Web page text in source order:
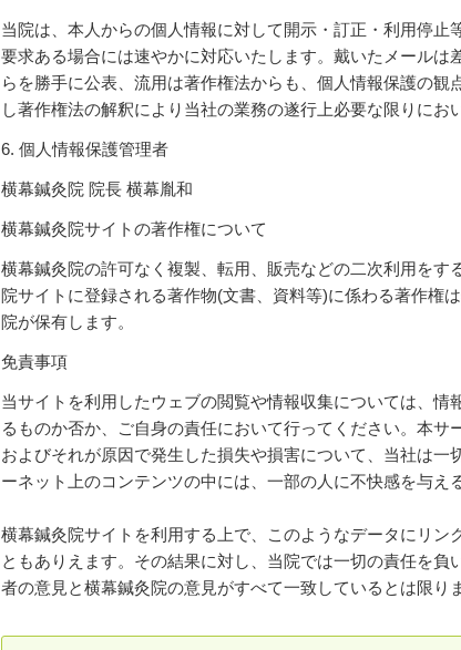
当院は、本人からの個人情報に対して開示・訂正・利用停止
要求ある場合には速やかに対応いたします。戴いたメールは
らを勝手に公表、流用は著作権法からも、個人情報保護の観
し著作権法の解釈により当社の業務の遂行上必要な限りにお
6. 個人情報保護管理者
横幕鍼灸院 院長 横幕胤和
横幕鍼灸院サイトの著作権について
横幕鍼灸院の許可なく複製、転用、販売などの二次利用をす
院サイトに登録される著作物(文書、資料等)に係わる著作権
院が保有します。
免責事項
当サイトを利用したウェブの閲覧や情報収集については、情
るものか否か、ご自身の責任において行ってください。本サ
およびそれが原因で発生した損失や損害について、当社は一
ーネット上のコンテンツの中には、一部の人に不快感を与え
横幕鍼灸院サイトを利用する上で、このようなデータにリン
ともありえます。その結果に対し、当院では一切の責任を負
者の意見と横幕鍼灸院の意見がすべて一致しているとは限り